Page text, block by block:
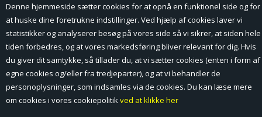
Denne hjemmeside sætter cookies for at opnå en funktionel side og for
at huske dine foretrukne indstillinger. Ved hjælp af cookies laver vi
statistikker og analyserer besøg på vores side så vi sikrer, at siden hele
tiden forbedres, og at vores markedsføring bliver relevant for dig. Hvis
du giver dit samtykke, så tillader du, at vi sætter cookies (enten i form af
egne cookies og/eller fra tredjeparter), og at vi behandler de
personoplysninger, som indsamles via de cookies. Du kan læse mere
om cookies i vores cookiepolitikved at klikke her
Min Konto
Nyheder
Vilkår og betingelser
Profil